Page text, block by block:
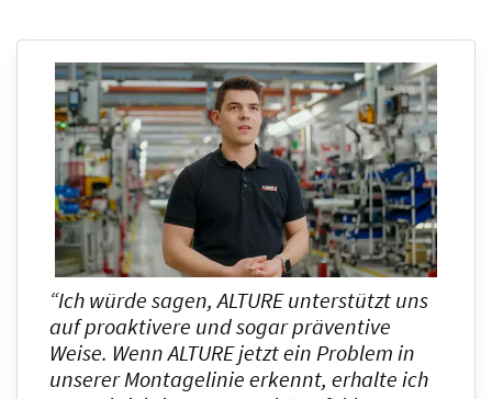
“Ich würde sagen, ALTURE unterstützt uns
auf proaktivere und sogar präventive
Weise. Wenn ALTURE jetzt ein Problem in
unserer Montagelinie erkennt, erhalte ich